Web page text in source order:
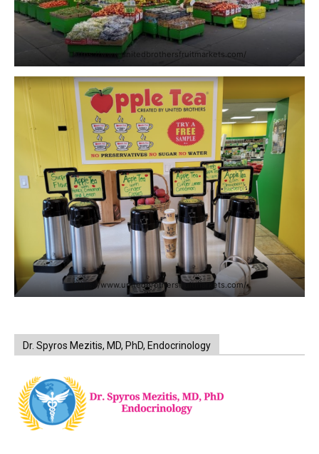
https://www.unitedbrothersfruitmarkets.com/
https://www.unitedbrothersfruitmarkets.com/
Dr. Spyros Mezitis, MD, PhD, Endocrinology